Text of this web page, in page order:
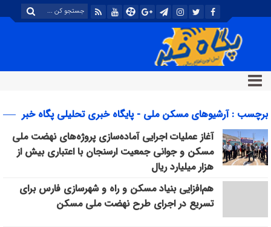
برچسب : آرشیوهای مسکن ملی - پایگاه خبری تحلیلی پگاه خبر
آغاز عملیات اجرایی آماده‌سازی پروژه‌های نهضت ملی
مسکن و جوانی جمعیت ارسنجان با اعتباری بیش از
هزار میلیارد ریال
هم‌افزایی بنیاد مسکن و راه و شهرسازی فارس برای
تسریع در اجرای طرح نهضت ملی مسکن